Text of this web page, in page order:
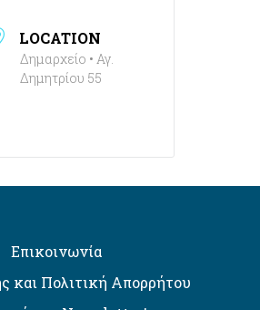
LOCATION
Δημαρχείο • Αγ.
Δημητρίου 55
Επικοινωνία
και Πολιτική Απορρήτου